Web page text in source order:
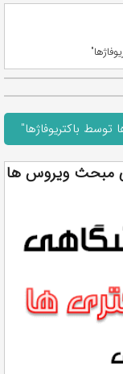
باکتریوفاژها"
مبحث ویروس ها